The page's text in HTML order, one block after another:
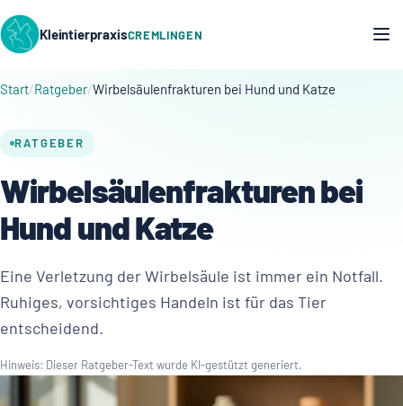
KleintierpraxisCREMLINGEN
Start Ratgeber Wirbelsäulenfrakturen bei Hund und Katze
RATGEBER
Wirbelsäulenfrakturen bei
Hund und Katze
Eine Verletzung der Wirbelsäule ist immer ein Notfall.
Ruhiges, vorsichtiges Handeln ist für das Tier
entscheidend.
Hinweis: Dieser Ratgeber-Text wurde KI-gestützt generiert.